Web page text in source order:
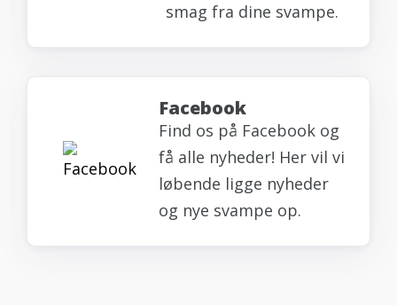
smag fra dine svampe.
Facebook
Find os på Facebook og
få alle nyheder! Her vil vi
løbende ligge nyheder
og nye svampe op.